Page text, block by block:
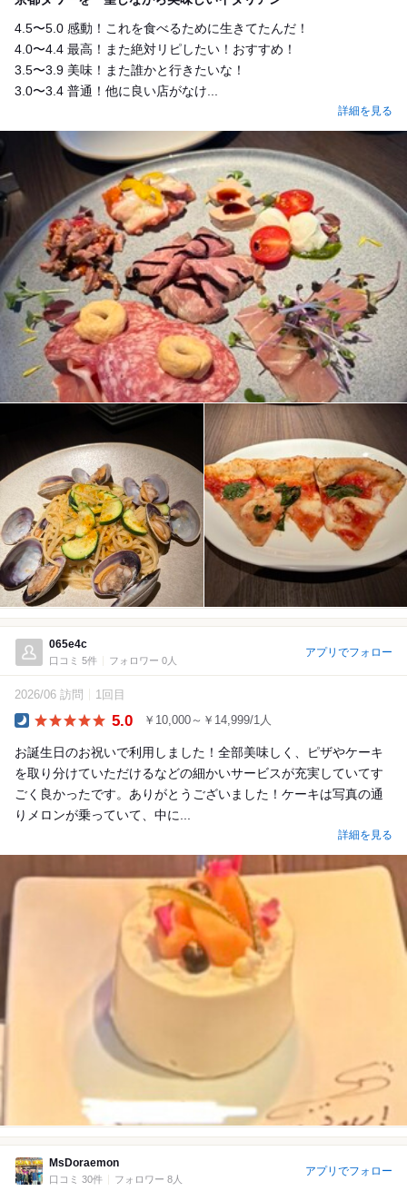
4.5〜5.0 感動！これを食べるために生きてたんだ！
4.0〜4.4 最高！また絶対リピしたい！おすすめ！
3.5〜3.9 美味！また誰かと行きたいな！
3.0〜3.4 普通！他に良い店がなけ...
詳細を見る
065e4c
口コミ 5件 フォロワー 0人
アプリでフォロー
2026/06 訪問 1回目
5.0 ￥10,000～￥14,999/1人
お誕生日のお祝いで利用しました！全部美味しく、ピザやケーキ
を取り分けていただけるなどの細かいサービスが充実していてす
ごく良かったです。ありがとうございました！ケーキは写真の通
りメロンが乗っていて、中に...
詳細を見る
MsDoraemon
口コミ 30件 フォロワー 8人
アプリでフォロー